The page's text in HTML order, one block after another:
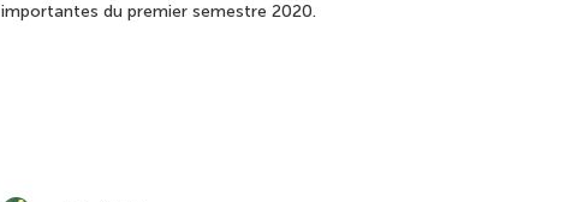
importantes du premier semestre 2020.